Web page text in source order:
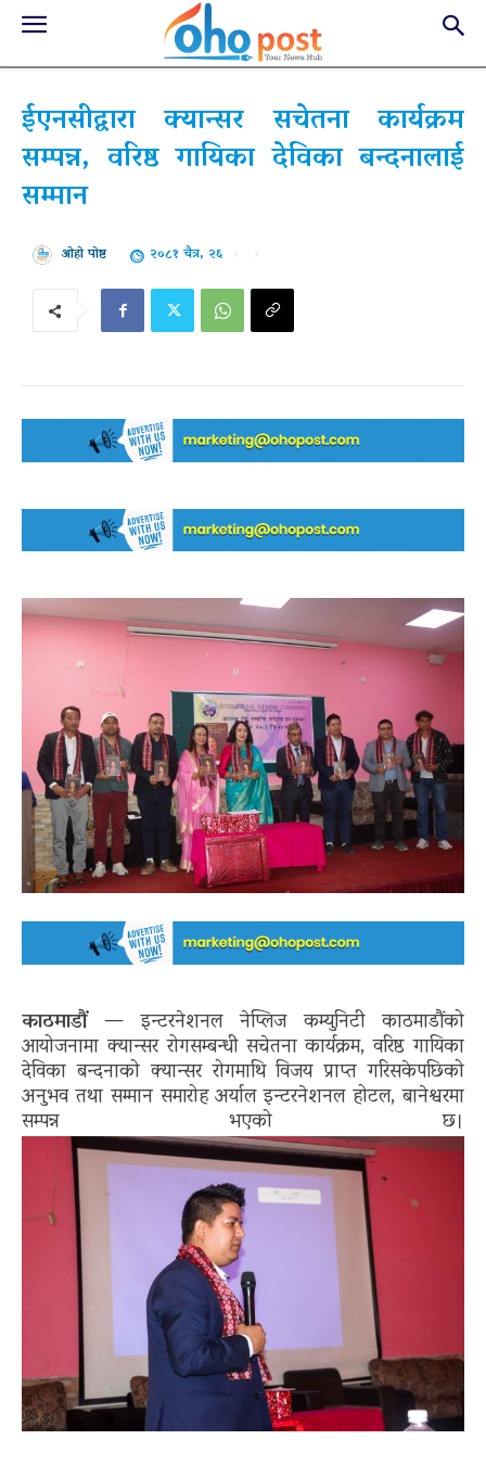
ईएनसीद्वारा क्यान्सर सचेतना कार्यक्रम
सम्पन्न, वरिष्ठ गायिका देविका बन्दनालाई
सम्मान
ओहो पोष्ट २०८१ चैत्र, २६
काठमाडौं— इन्टरनेशनल नेप्लिज कम्युनिटी काठमाडौंको
आयोजनामा क्यान्सर रोगसम्बन्धी सचेतना कार्यक्रम, वरिष्ठ गायिका
देविका बन्दनाको क्यान्सर रोगमाथि विजय प्राप्त गरिसकेपछिको
अनुभव तथा सम्मान समारोह अर्याल इन्टरनेशनल होटल, बानेश्वरमा
सम्पन्न भएको छ।